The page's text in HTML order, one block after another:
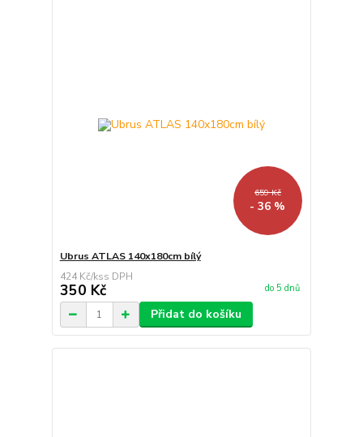
659 Kč
- 36 %
Ubrus ATLAS 140x180cm bílý
424 Kč/ks
350 Kč do 5 dnů
Přidat do košíku